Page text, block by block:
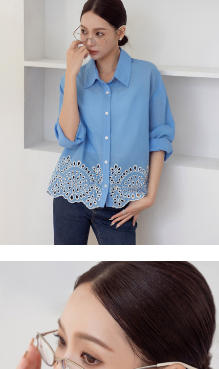
每筆NT$80，滿NT$699(含以上)免運費
每筆NT$120，滿NT$699(含以上)免運費
查看運費